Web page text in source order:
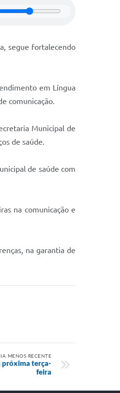
segue fortalecendo
em Língua
comunicação.
Municipal de
de saúde.
de saúde com
na comunicação e
na garantia de
MENOS RECENTE
próxima terça-
feira